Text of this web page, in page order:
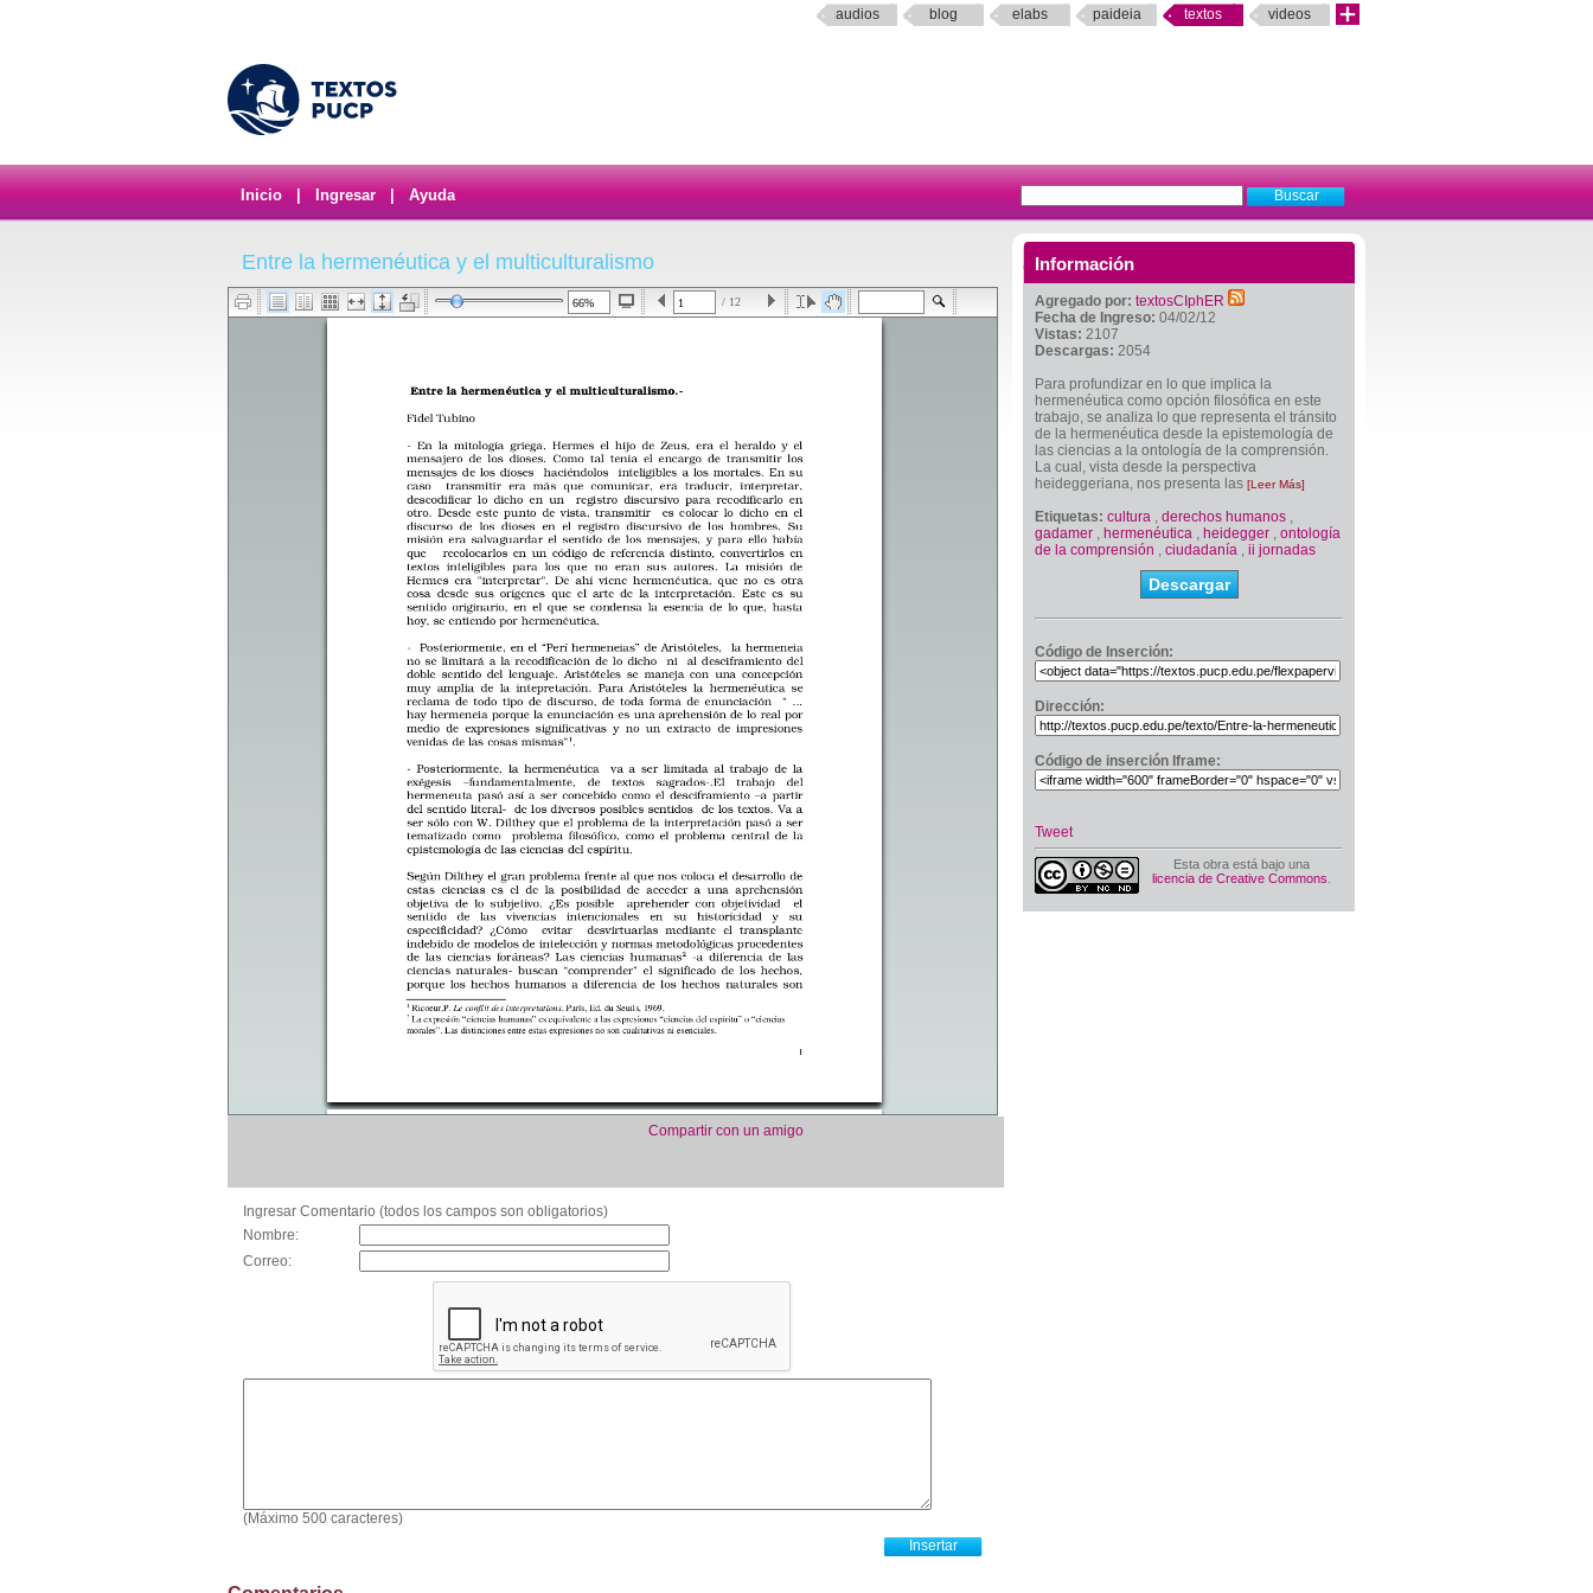
audios blog elabs paideia textos videos
Inicio Ingresar Ayuda
Información
Agregado por: textosCIphER
Fecha de Ingreso: 04/02/12
Vistas: 2107
Descargas: 2054
Para profundizar en lo que implica la
hermenéutica como opción filosófica en este
trabajo, se analiza lo que representa el tránsito
de la hermenéutica desde la epistemología de
las ciencias a la ontología de la comprensión.
La cual, vista desde la perspectiva
heideggeriana, nos presenta las [Leer Más]
Etiquetas: cultura , derechos humanos ,
gadamer , hermenéutica , heidegger , ontología
de la comprensión , ciudadanía , ii jornadas
Descargar
Código de Inserción:
Dirección:
Código de inserción Iframe:
Tweet
Esta obra está bajo una
licencia de Creative Commons
Entre la hermenéutica y el multiculturalismo
/ 12
Compartir con un amigo
Ingresar Comentario (todos los campos son obligatorios)
Nombre:
Correo:
(Máximo 500 caracteres)